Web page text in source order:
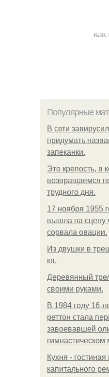
как
Популярные
В сети
придумать
запеканки.
Это крепость, в
возвращаемся
трудного дня.
17 ноября 1955
вышла на сцену
сорвала овации.
Из двушки в
кв.
Деревянный
своими руками.
В 1984 году 16-
реттон стала
завоевавшей
гимнастическом
Кухня - гостиная
капитального